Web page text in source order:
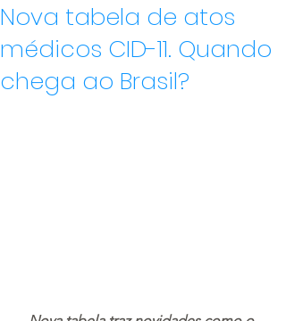
Nova tabela de atos
médicos CID-11. Quando
chega ao Brasil?